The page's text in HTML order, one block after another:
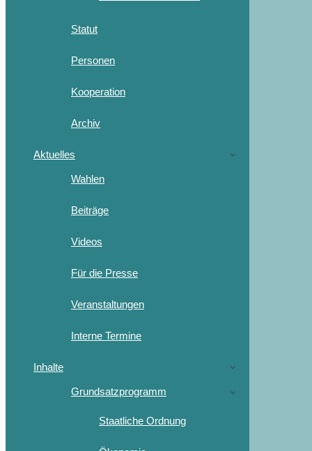
Statut
Personen
Kooperation
Archiv
Aktuelles
Wahlen
Beiträge
Videos
Für die Presse
Veranstaltungen
Interne Termine
Inhalte
Grundsatzprogramm
Staatliche Ordnung